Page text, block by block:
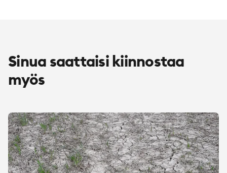
Sinua saattaisi kiinnostaa
myös